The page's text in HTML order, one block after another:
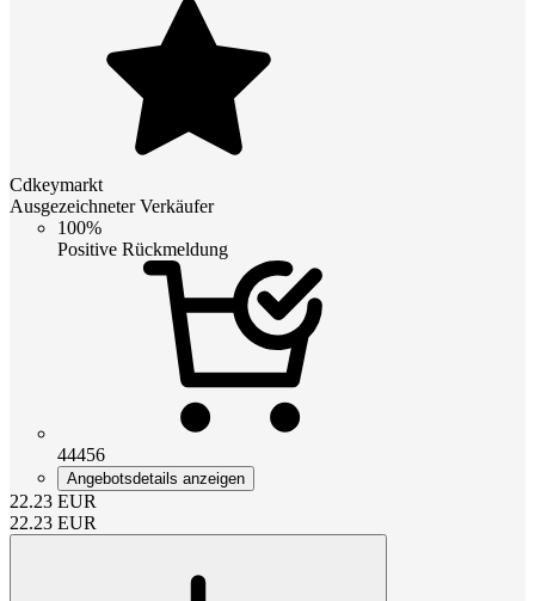
Cdkeymarkt
Ausgezeichneter Verkäufer
100%
Positive Rückmeldung
44456
Angebotsdetails anzeigen
22.23 EUR
22.23 EUR